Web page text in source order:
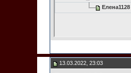
Елена1128
13.03.2022, 23:03